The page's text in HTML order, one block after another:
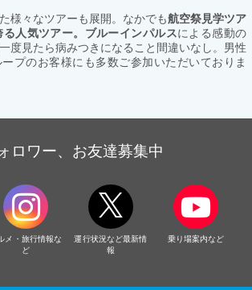
様々なツアーも展開。なかでも航空祭見学ツア
人気ツアー。ブルーインパルスによる感動の
度見たら病みつきになること間違いなし。男性
プのお客様にも多数ご参加いただいておりま
ロワー、お友達募集中
メ・旅行情報な
ど
運行状況など最新情
報
乗り場案内など